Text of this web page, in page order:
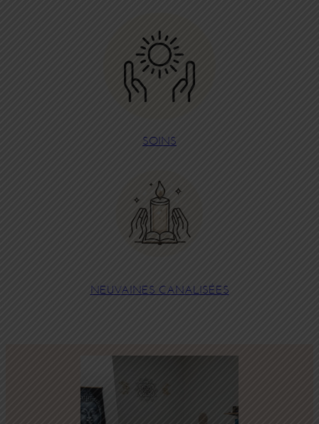
SOINS
NEUVAINES CANALISÉES